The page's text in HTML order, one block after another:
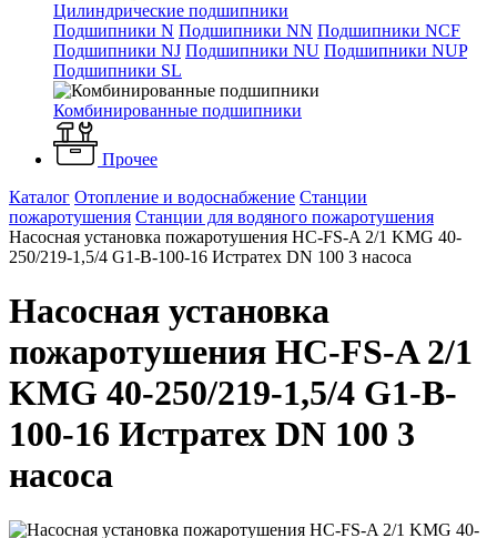
Цилиндрические подшипники
Подшипники N Подшипники NN Подшипники NCF
Подшипники NJ Подшипники NU Подшипники NUP
Подшипники SL
Комбинированные подшипники
Прочее
Каталог Отопление и водоснабжение Станции
пожаротушения Станции для водяного пожаротушения
Насосная установка пожаротушения HC-FS-A 2/1 KMG 40-
250/219-1,5/4 G1-B-100-16 Истратех DN 100 3 насоса
Насосная установка
пожаротушения HC-FS-A 2/1
KMG 40-250/219-1,5/4 G1-B-
100-16 Истратех DN 100 3
насоса